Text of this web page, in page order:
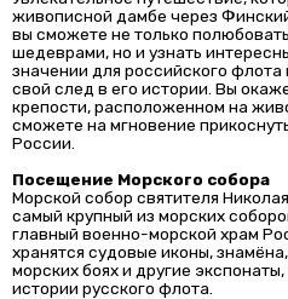
живописной дамбе через
вы сможете не только
шедеврами, но и узнать
значении для российского
свой след в его истории. Вы
крепости, расположенном на
сможете на мгновение
России.
Посещение Морского собора
Морской собор святителя
самый крупный из морских
главный военно-морской храм
хранятся судовые иконы,
морских боях и другие
истории русского флота.